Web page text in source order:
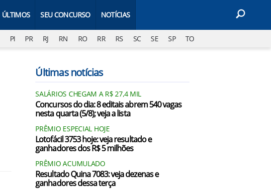
ÚLTIMOS SEU CONCURSO NOTÍCIAS
PI PR RJ RN RO RR RS SC SE SP TO
Últimas notícias
SALÁRIOS CHEGAM A R$ 27,4 MIL
Concursos do dia: 8 editais abrem 540 vagas
nesta quarta (5/8); veja a lista
PRÊMIO ESPECIAL HOJE
Lotofácil 3753 hoje: veja resultado e
ganhadores dos R$ 5 milhões
PRÊMIO ACUMULADO
Resultado Quina 7083: veja dezenas e
ganhadores dessa terça